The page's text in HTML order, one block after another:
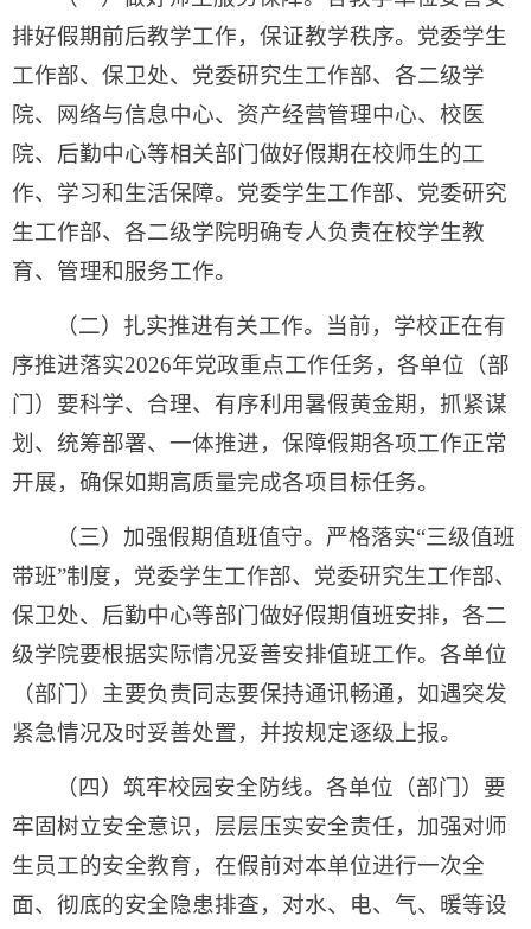
排好假期前后教学工作，保证教学秩序。党委学生
工作部、保卫处、党委研究生工作部、各二级学
院、网络与信息中心、资产经营管理中心、校医
院、后勤中心等相关部门做好假期在校师生的工
作、学习和生活保障。党委学生工作部、党委研究
生工作部、各二级学院明确专人负责在校学生教
育、管理和服务工作。
（二）扎实推进有关工作。当前，学校正在有
序推进落实2026年党政重点工作任务，各单位（部
门）要科学、合理、有序利用暑假黄金期，抓紧谋
划、统筹部署、一体推进，保障假期各项工作正常
开展，确保如期高质量完成各项目标任务。
（三）加强假期值班值守。严格落实“三级值班
带班”制度，党委学生工作部、党委研究生工作部、
保卫处、后勤中心等部门做好假期值班安排，各二
级学院要根据实际情况妥善安排值班工作。各单位
（部门）主要负责同志要保持通讯畅通，如遇突发
紧急情况及时妥善处置，并按规定逐级上报。
（四）筑牢校园安全防线。各单位（部门）要
牢固树立安全意识，层层压实安全责任，加强对师
生员工的安全教育，在假前对本单位进行一次全
面、彻底的安全隐患排查，对水、电、气、暖等设